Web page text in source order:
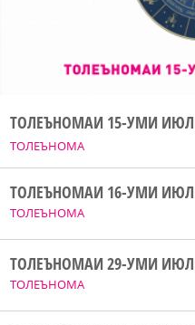
ТОЛЕЪНОМА
ТОЛЕЪНОМАИ 15-УМИ
ТОЛЕЪНОМА
ТОЛЕЪНОМАИ 16-УМИ
ТОЛЕЪНОМА
ТОЛЕЪНОМАИ 29-УМИ